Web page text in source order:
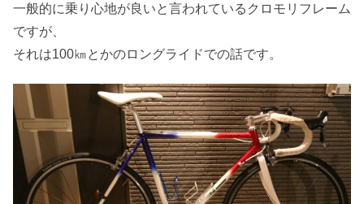
一般的に乗り心地が良いと言われているクロモリフレーム
ですが、
それは100㎞とかのロングライドでの話です。